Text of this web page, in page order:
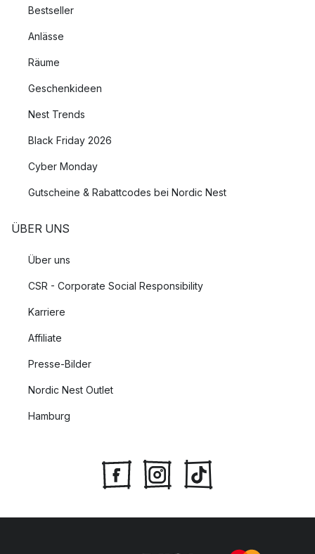
Bestseller
Anlässe
Räume
Geschenkideen
Nest Trends
Black Friday 2026
Cyber Monday
Gutscheine & Rabattcodes bei Nordic Nest
ÜBER UNS
Über uns
CSR - Corporate Social Responsibility
Karriere
Affiliate
Presse-Bilder
Nordic Nest Outlet
Hamburg